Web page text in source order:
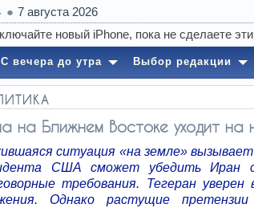
7 августа 2026
С вечера до утра Выбор редакции
на Ближнем Востоке уходит на
ситуация «на земле»
США сможет убедить Иран
требования. Тегеран
Однако растущие